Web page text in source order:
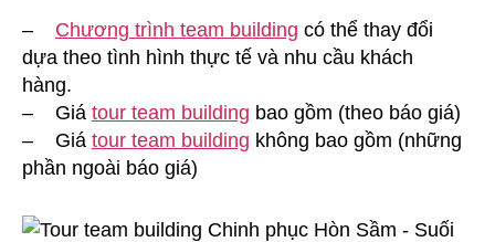
– Chương trình team building có thể thay đổi
dựa theo tình hình thực tế và nhu cầu khách
hàng.
– Giá tour team building bao gồm (theo báo giá)
– Giá tour team building không bao gồm (những
phần ngoài báo giá)